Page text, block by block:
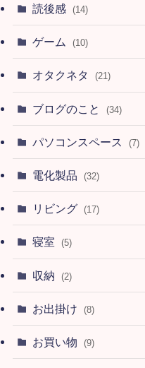
読後感 (14)
ゲーム (10)
オタクネタ (21)
ブログのこと (34)
パソコンスペース (7)
電化製品 (32)
リビング (17)
寝室 (5)
収納 (2)
お出掛け (8)
お買い物 (9)